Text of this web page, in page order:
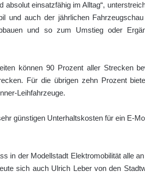
absolut einsatzfähig im Alltag“,
und auch der jährlichen
und so zum Umstieg oder
können 90 Prozent aller Strecken
Für die übrigen zehn Prozent
Leihfahrzeuge.
günstigen Unterhaltskosten für ein E-
in der Modellstadt Elektromobilität alle
sich auch Ulrich Leber von den